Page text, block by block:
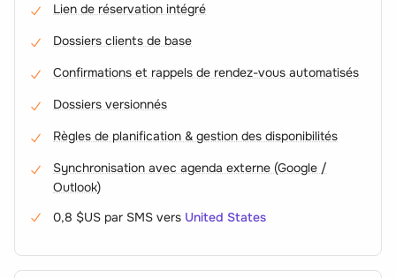
Lien de réservation intégré
Dossiers clients de base
Confirmations et rappels de rendez-vous automatisés
Dossiers versionnés
Règles de planification & gestion des disponibilités
Synchronisation avec agenda externe (Google /
Outlook)
0,8 $US par SMS vers United States